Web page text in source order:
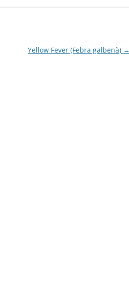
Yellow Fever (Febra galbenă) →